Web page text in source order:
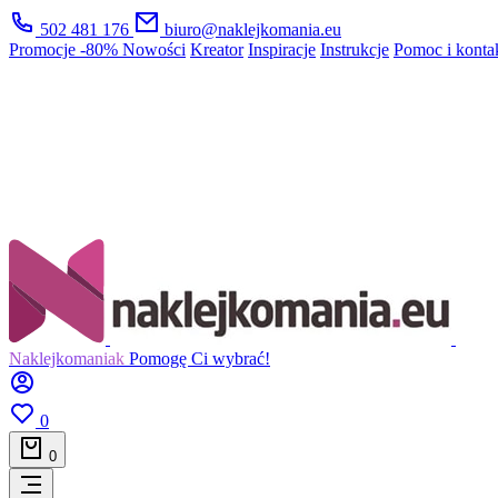
502 481 176
biuro@naklejkomania.eu
Promocje -80% Nowości Kreator Inspiracje Instrukcje Pomoc i
Naklejkomaniak Pomogę Ci wybrać!
0
0